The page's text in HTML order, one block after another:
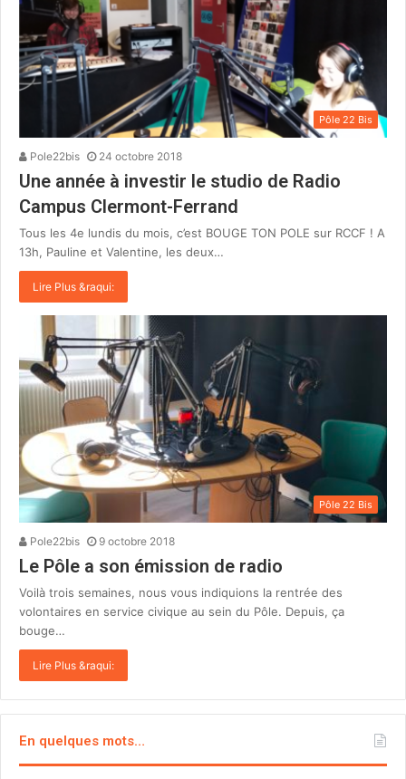
Pôle 22 Bis
Pole22bis 24 octobre 2018
Une année à investir le studio de Radio
Campus Clermont-Ferrand
Tous les 4e lundis du mois, c’est BOUGE TON POLE sur RCCF ! A
13h, Pauline et Valentine, les deux…
Lire Plus &raqui:
Pôle 22 Bis
Pole22bis 9 octobre 2018
Le Pôle a son émission de radio
Voilà trois semaines, nous vous indiquions la rentrée des
volontaires en service civique au sein du Pôle. Depuis, ça
bouge…
Lire Plus &raqui:
En quelques mots…